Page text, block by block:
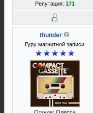
Репутация: 171
thunder
Гуру магнитной записи